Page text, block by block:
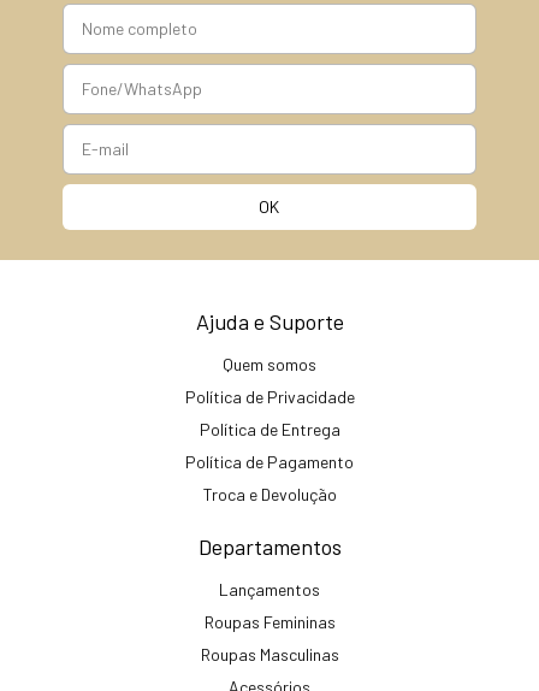
Ajuda e Suporte
Quem somos
Política de Privacidade
Política de Entrega
Política de Pagamento
Troca e Devolução
Departamentos
Lançamentos
Roupas Femininas
Roupas Masculinas
Acessórios